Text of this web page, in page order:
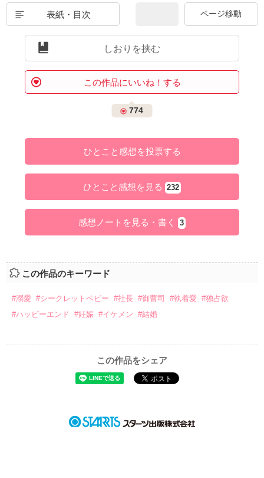
表紙・目次
しおりを挟む
この作品にいいね！する
774
ひとこと感想を投票する
ひとこと感想を見る 232
感想ノートを見る・書く 3
この作品のキーワード
#溺愛 #シークレットベビー #社長 #御曹司 #執着愛 #独占欲
#ハッピーエンド
#妊娠 #イケメン #結婚
この作品をシェア